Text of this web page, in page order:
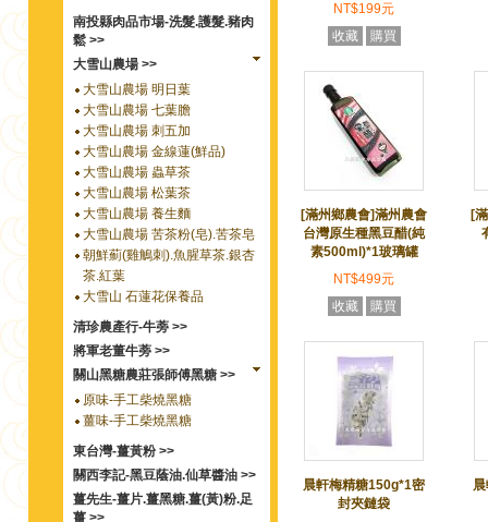
南投縣肉品市場-洗髮.護髮.豬肉
鬆 >>
大雪山農場 >>
大雪山農場 明日葉
大雪山農場 七葉膽
大雪山農場 刺五加
大雪山農場 金線蓮(鮮品)
大雪山農場 蟲草茶
大雪山農場 松葉茶
大雪山農場 養生麵
大雪山農場 苦茶粉(皂).苦茶皂
朝鮮薊(雞鵤刺).魚腥草茶.銀杏
茶.紅葉
大雪山 石蓮花保養品
清珍農產行-牛蒡 >>
將軍老董牛蒡 >>
關山黑糖農莊張師傅黑糖 >>
原味-手工柴燒黑糖
薑味-手工柴燒黑糖
東台灣-薑黃粉 >>
關西李記-黑豆蔭油.仙草醬油 >>
薑先生-薑片.薑黑糖.薑(黃)粉.足
薑 >>
NT$199元
收藏
購買
[滿州鄉農會]滿州農會
台灣原生種黑豆醋(純
素500ml)*1玻璃罐
NT$499元
收藏
購買
[
晨軒梅精糖150g*1密
封夾鏈袋